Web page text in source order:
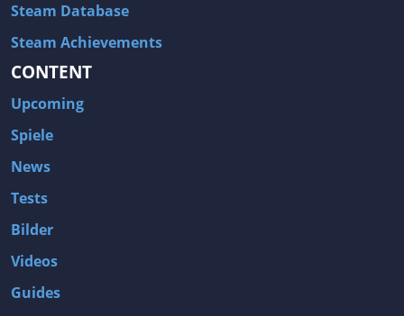
Steam Database
Steam Achievements
CONTENT
Upcoming
Spiele
News
Tests
Bilder
Videos
Guides